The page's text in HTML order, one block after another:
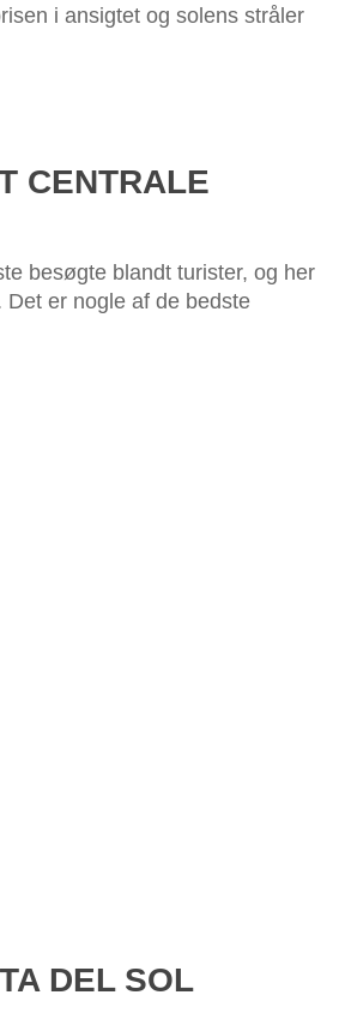
i ansigtet og solens stråler
CENTRALE
besøgte blandt turister, og her
er nogle af de bedste
DEL SOL